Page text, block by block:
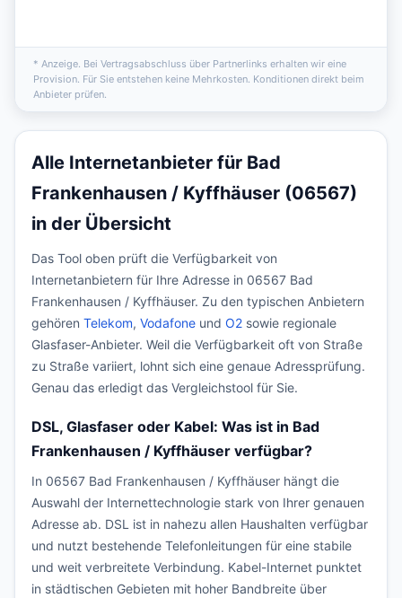
* Anzeige. Bei Vertragsabschluss über Partnerlinks erhalten wir eine
Provision. Für Sie entstehen keine Mehrkosten. Konditionen direkt beim
Anbieter prüfen.
Alle Internetanbieter für Bad
Frankenhausen / Kyffhäuser (06567)
in der Übersicht
Das Tool oben prüft die Verfügbarkeit von
Internetanbietern für Ihre Adresse in 06567 Bad
Frankenhausen / Kyffhäuser. Zu den typischen Anbietern
gehören Telekom, Vodafone und O2 sowie regionale
Glasfaser-Anbieter. Weil die Verfügbarkeit oft von Straße
zu Straße variiert, lohnt sich eine genaue Adressprüfung.
Genau das erledigt das Vergleichstool für Sie.
DSL, Glasfaser oder Kabel: Was ist in Bad
Frankenhausen / Kyffhäuser verfügbar?
In 06567 Bad Frankenhausen / Kyffhäuser hängt die
Auswahl der Internettechnologie stark von Ihrer genauen
Adresse ab. DSL ist in nahezu allen Haushalten verfügbar
und nutzt bestehende Telefonleitungen für eine stabile
und weit verbreitete Verbindung. Kabel-Internet punktet
in städtischen Gebieten mit hoher Bandbreite über